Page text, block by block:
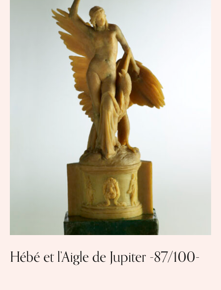
Hébé et l’Aigle de Jupiter -87/100-